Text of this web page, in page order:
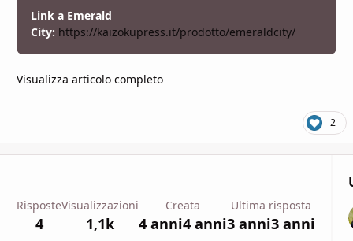
Link a Emerald
City: https://kaizokupress.it/prodotto/emeraldcity/
Visualizza articolo completo
2
Risposte
4
Visualizzazioni
1,1k
Creata
4 anni4 anni
Ultima risposta
3 anni3 anni